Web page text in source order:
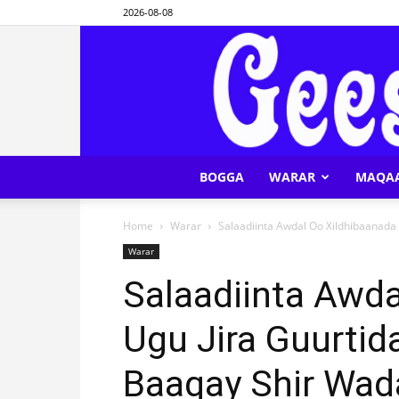
2026-08-08
BOGGA WARAR
Home Warar Salaadiinta Awdal Oo
Warar
Salaadiinta
Ugu Jira
Baaqay Shir